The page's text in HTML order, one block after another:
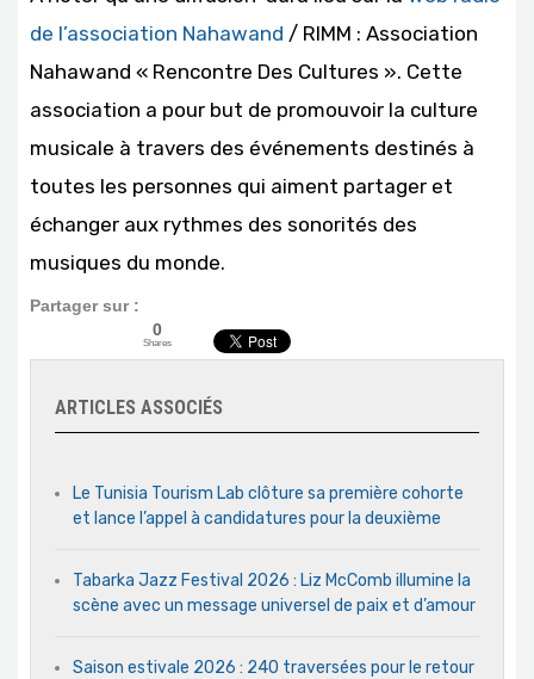
de l’association Nahawand / RIMM : Association
Nahawand « Rencontre Des Cultures ». Cette
association a pour but de promouvoir la culture
musicale à travers des événements destinés à
toutes les personnes qui aiment partager et
échanger aux rythmes des sonorités des
musiques du monde.
Partager sur :
0
Shares
ARTICLES ASSOCIÉS
Le Tunisia Tourism Lab clôture sa première cohorte
et lance l’appel à candidatures pour la deuxième
Tabarka Jazz Festival 2026 : Liz McComb illumine la
scène avec un message universel de paix et d’amour
Saison estivale 2026 : 240 traversées pour le retour